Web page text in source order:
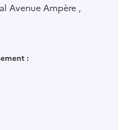
Avenue Ampère ,
: